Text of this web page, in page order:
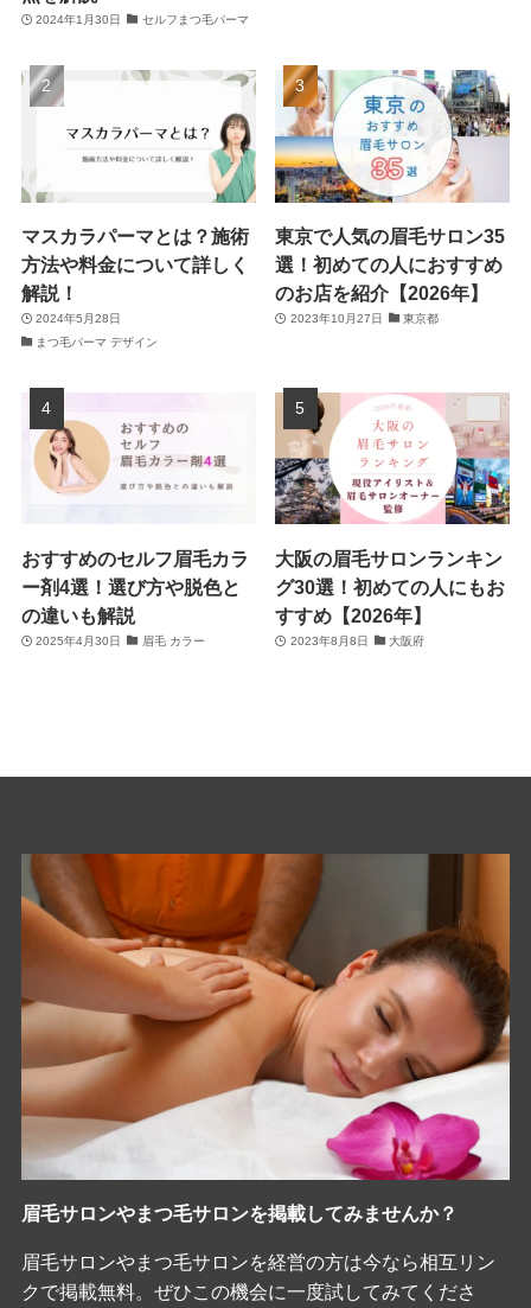
2024年1月30日 セルフまつ毛パーマ
マスカラパーマとは？施術
方法や料金について詳しく
解説！
2024年5月28日
まつ毛パーマ デザイン
東京で人気の眉毛サロン35
選！初めての人におすすめ
のお店を紹介【2026年】
2023年10月27日 東京都
おすすめのセルフ眉毛カラ
ー剤4選！選び方や脱色と
の違いも解説
2025年4月30日 眉毛 カラー
大阪の眉毛サロンランキン
グ30選！初めての人にもお
すすめ【2026年】
2023年8月8日 大阪府
眉毛サロンやまつ毛サロンを掲載してみませんか？
眉毛サロンやまつ毛サロンを経営の方は今なら相互リン
クで掲載無料。ぜひこの機会に一度試してみてくださ